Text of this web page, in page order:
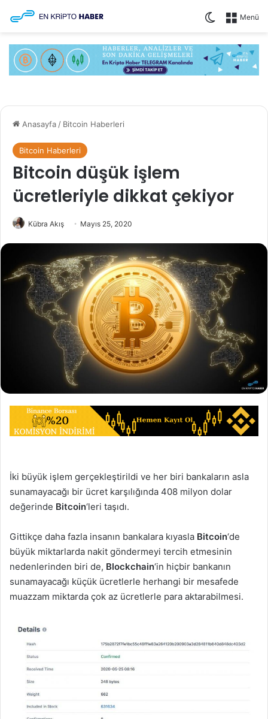
Menü
Dış
Anasayfa / Bitcoin Haberleri
Bitcoin Haberleri
Bitcoin düşük işlem
ücretleriyle dikkat çekiyor
Kübra Akış Mayıs 25, 2020
İki büyük işlem gerçekleştirildi ve her biri bankaların asla
sunamayacağı bir ücret karşılığında 408 milyon dolar
değerinde Bitcoin‘leri taşıdı.
Gittikçe daha fazla insanın bankalara kıyasla Bitcoin‘de
büyük miktarlarda nakit göndermeyi tercih etmesinin
nedenlerinden biri de, Blockchain‘in hiçbir bankanın
sunamayacağı küçük ücretlerle herhangi bir mesafede
muazzam miktarda çok az ücretlerle para aktarabilmesi.